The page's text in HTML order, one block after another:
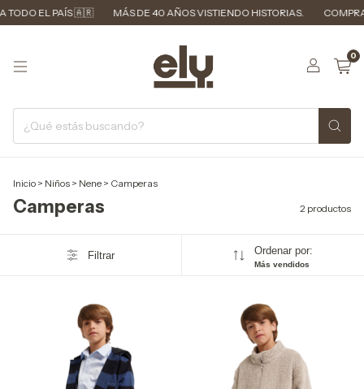
TODO EL PAÍS 🇦🇷 MÁS DE 40 AÑOS VISTIENDO HISTORIAS.
0
Inicio > Niños > Nene > Camperas
Camperas 2 productos
Filtrar Ordenar por:
Más vendidos